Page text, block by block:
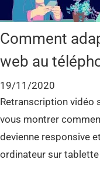
Comment
web au
19/11/2020
Retranscription vidéo
vous montrer
devienne responsive
ordinateur sur